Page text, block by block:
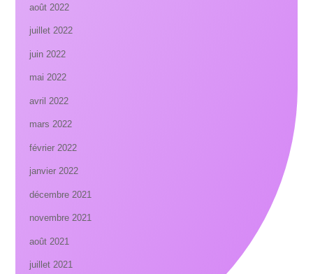
août 2022
juillet 2022
juin 2022
mai 2022
avril 2022
mars 2022
février 2022
janvier 2022
décembre 2021
novembre 2021
août 2021
juillet 2021